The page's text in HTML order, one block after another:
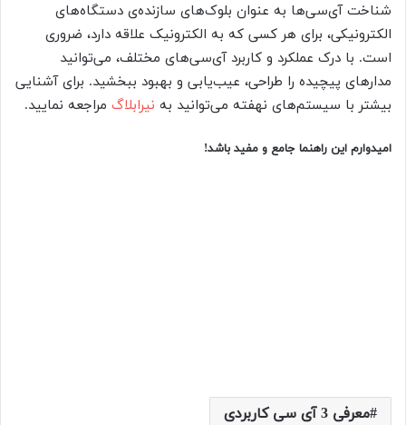
شناخت آی‌سی‌ها به عنوان بلوک‌های سازنده‌ی دستگاه‌های
الکترونیکی، برای هر کسی که به الکترونیک علاقه دارد، ضروری
است. با درک عملکرد و کاربرد آی‌سی‌های مختلف، می‌توانید
مدارهای پیچیده را طراحی، عیب‌یابی و بهبود ببخشید. برای آشنایی
بیشتر با سیستم‌های نهفته می‌توانید به نیرابلاگ مراجعه نمایید.
امیدوارم این راهنما جامع و مفید باشد!
معرفی 3 آی سی کاربردی